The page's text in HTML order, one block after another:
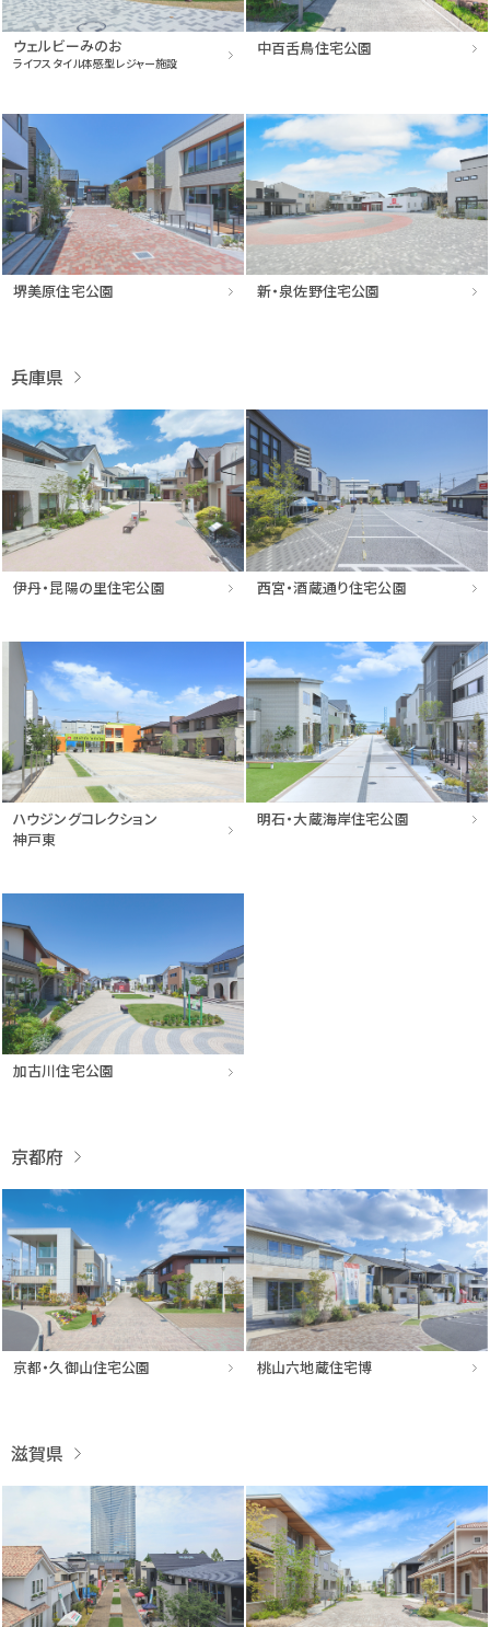
ウェルビーみのお
ライフスタイル体感型レジャー施設
中百舌鳥住宅公園
堺美原住宅公園 新・泉佐野住宅公園
兵庫県
伊丹・昆陽の里住宅公園 西宮・酒蔵通り住宅公園
ハウジングコレクション
神戸東
明石・大蔵海岸住宅公園
加古川住宅公園
京都府
京都・久御山住宅公園 桃山六地蔵住宅博
滋賀県